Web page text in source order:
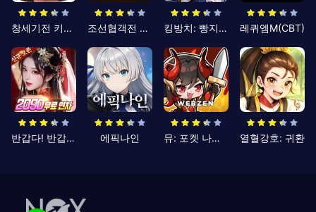
창세기전 키우기 조선협객전 클래식 킹방치: 빵지의 제왕 레퀴엠M(CBT)
반갑다! 반갑삼국지 에픽나인 뮤: 포켓 나이츠 열혈강호: 귀환